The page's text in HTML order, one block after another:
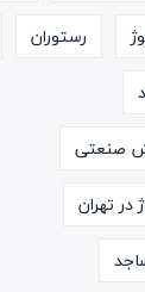
رستوران
صنعتی
تهران